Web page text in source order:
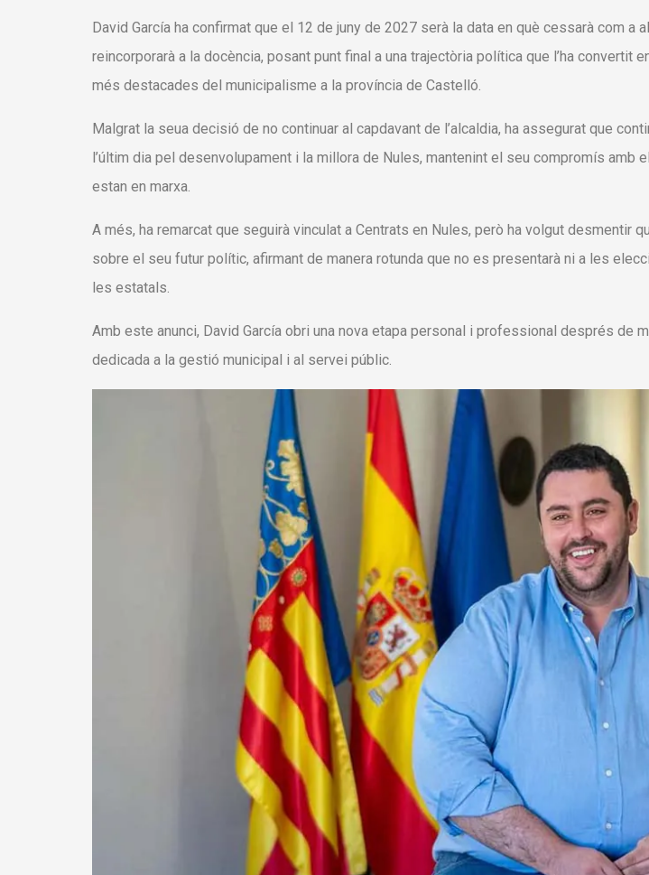
David García ha confirmat que el 12 de juny de 2027 serà la data en què cessarà com a
reincorporarà a la docència, posant punt final a una trajectòria política que l’ha convertit
més destacades del municipalisme a la província de Castelló.
Malgrat la seua decisió de no continuar al capdavant de l’alcaldia, ha assegurat que
l’últim dia pel desenvolupament i la millora de Nules, mantenint el seu compromís amb
estan en marxa.
A més, ha remarcat que seguirà vinculat a Centrats en Nules, però ha volgut desmentir
sobre el seu futur polític, afirmant de manera rotunda que no es presentarà ni a les
les estatals.
Amb este anunci, David García obri una nova etapa personal i professional després de
dedicada a la gestió municipal i al servei públic.